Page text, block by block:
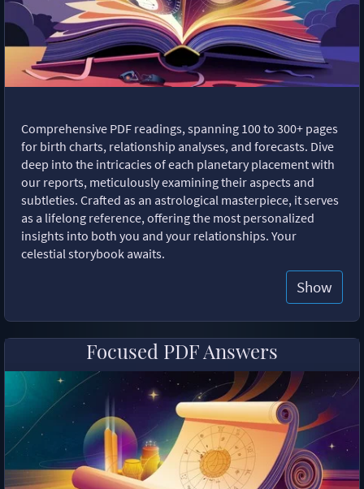
Comprehensive PDF readings, spanning 100 to 300+ pages
for birth charts, relationship analyses, and forecasts. Dive
deep into the intricacies of each planetary placement with
our reports, meticulously examining their aspects and
subtleties. Crafted as an astrological masterpiece, it serves
as a lifelong reference, offering the most personalized
insights into both you and your relationships. Your
celestial storybook awaits.
Show
Focused PDF Answers